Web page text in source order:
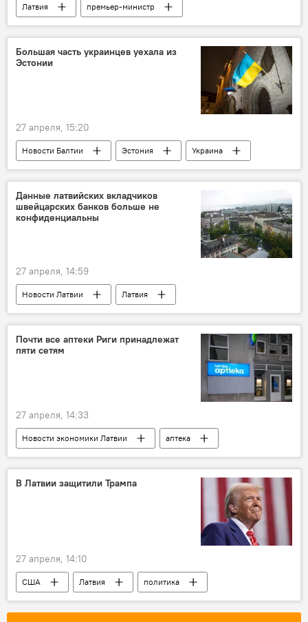
Латвия
премьер-министр
Эвика Силиня
зарплата рост цен
Большая часть украинцев уехала из
Эстонии
27 апреля, 15:20
Новости Балтии Эстония
Украина
прием беженцев
Данные латвийских вкладчиков
швейцарских банков больше не
конфиденциальны
27 апреля, 14:59
Новости Латвии
Латвия
Швейцария
вклады
Почти все аптеки Риги принадлежат
пяти сетям
27 апреля, 14:33
Новости экономики Латвии аптека
В Латвии защитили Трампа
27 апреля, 14:10
США Латвия
политика
Дональд Трамп